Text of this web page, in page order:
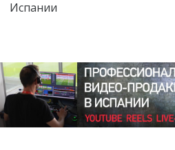
Испании